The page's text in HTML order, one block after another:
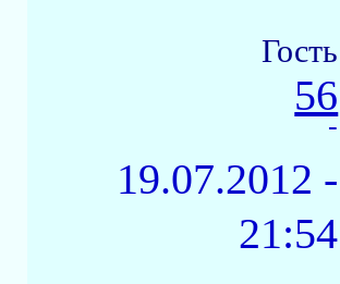
Гость
56
-
19.07.2012 -
21:54